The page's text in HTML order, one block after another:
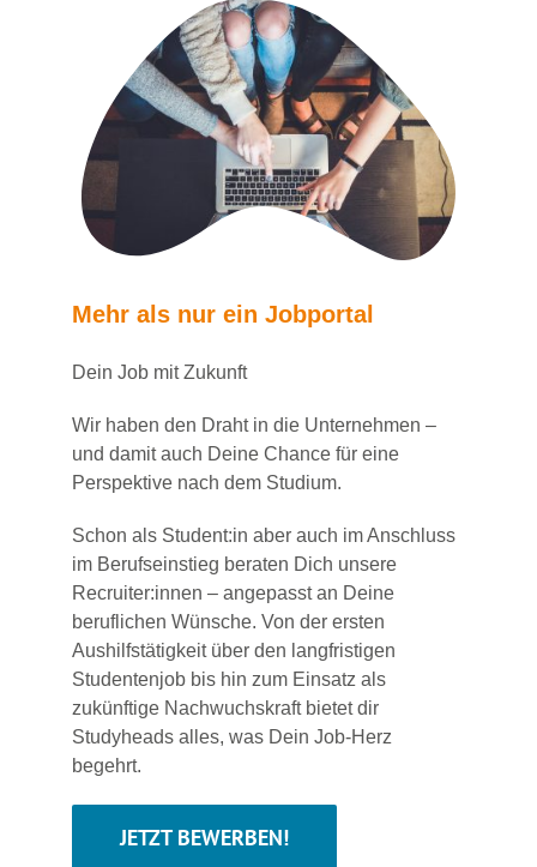
Mehr als nur ein Jobportal
Dein Job mit Zukunft
Wir haben den Draht in die Unternehmen –
und damit auch Deine Chance für eine
Perspektive nach dem Studium.
Schon als Student:in aber auch im Anschluss
im Berufseinstieg beraten Dich unsere
Recruiter:innen – angepasst an Deine
beruflichen Wünsche. Von der ersten
Aushilfstätigkeit über den langfristigen
Studentenjob bis hin zum Einsatz als
zukünftige Nachwuchskraft bietet dir
Studyheads alles, was Dein Job-Herz
begehrt.
JETZT BEWERBEN!